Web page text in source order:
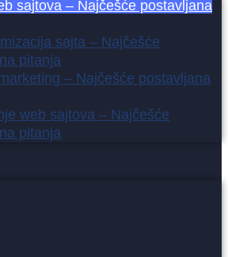
sajtova – Najčešće postavljana
sajta – Najčešće
pitanja
– Najčešće postavljana
web sajtova – Najčešće
pitanja